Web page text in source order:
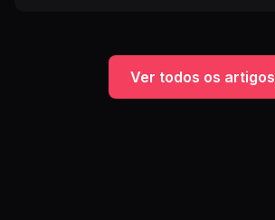
Ver todos os artigos